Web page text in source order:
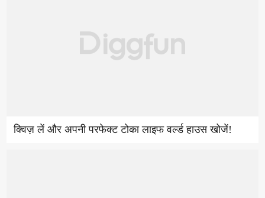
क्विज़ लें और अपनी परफेक्ट टोका लाइफ वर्ल्ड हाउस खोजें!